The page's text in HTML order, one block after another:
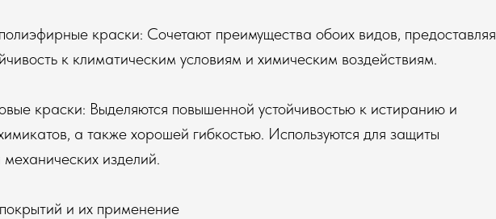
краски: Сочетают преимущества обоих видов, предоставляя
к климатическим условиям и химическим воздействиям.
краски: Выделяются повышенной устойчивостью к истиранию и
а также хорошей гибкостью. Используются для защиты
механических изделий.
и их применение